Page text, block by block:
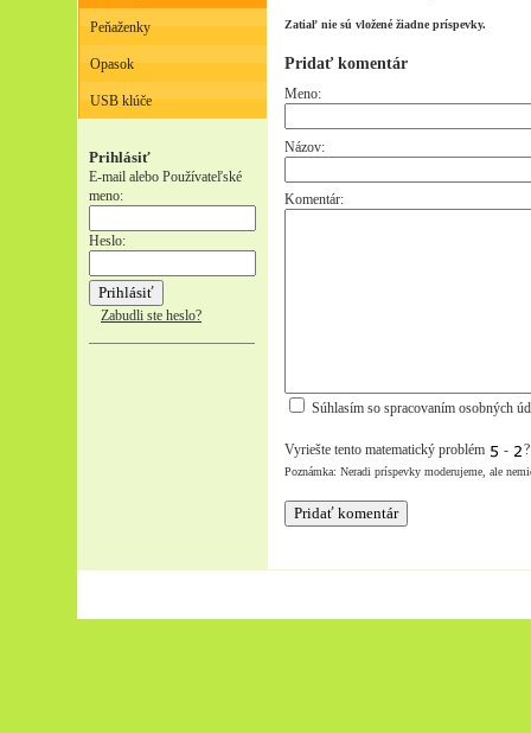
Peňaženky
Opasok
USB klúče
Prihlásiť
E-mail alebo Používateľské
meno:
Heslo:
Zabudli ste heslo?
Zatiaľ nie sú vložené žiadne príspevky.
Pridať komentár
Meno:
Názov:
Komentár:
Súhlasím so spracovaním osobných
Vyriešte tento matematický problém -
Poznámka: Neradi príspevky moderujeme, ale